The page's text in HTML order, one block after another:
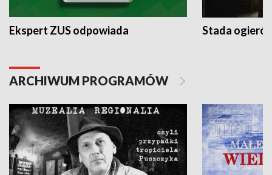
Ekspert ZUS odpowiada Stada
ARCHIWUM PROGRAMÓW